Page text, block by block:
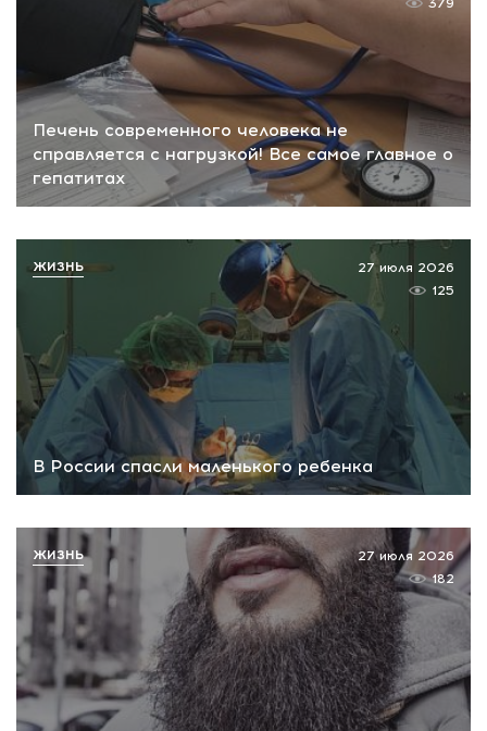
Печень современного человека не
справляется с нагрузкой! Все самое главное о
гепатитах
379
В России спасли маленького ребенка
27 июля 2026
125
ЖИЗНЬ
27 июля 2026
182
ЖИЗНЬ